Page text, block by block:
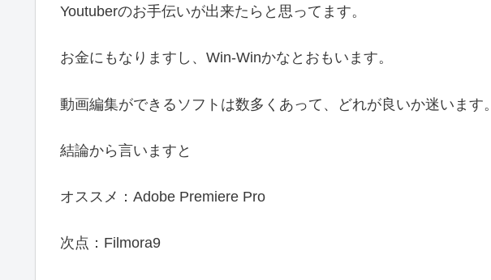
Youtuberのお手伝いが出来たらと思ってます。
お金にもなりますし、Win-Winかなとおもいます。
動画編集ができるソフトは数多くあって、どれが良いか迷います。
結論から言いますと
オススメ：Adobe Premiere Pro
次点：Filmora9